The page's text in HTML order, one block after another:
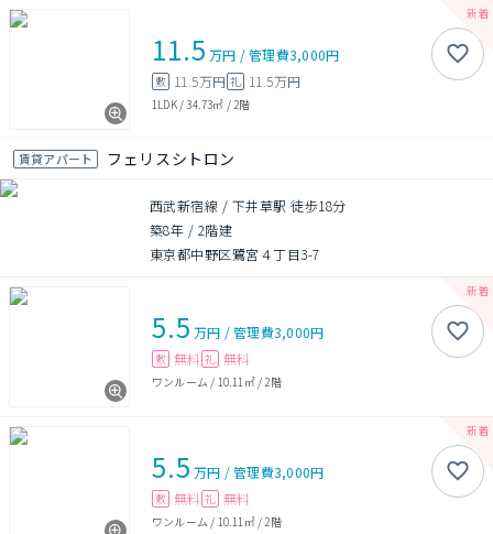
11.5 万円 /管理費3,000円
敷 11.5万円 礼 11.5万円
1LDK/34.73㎡ / 2階
賃貸アパート フェリスシトロン
西武新宿線 / 下井草駅 徒歩18分
築8年 / 2階建
東京都中野区鷺宮４丁目3-7
5.5 万円 /管理費3,000円
敷 無料 礼 無料
ワンルーム / 10.11㎡/ 2階
5.5 万円 /管理費3,000円
敷 無料 礼 無料
ワンルーム / 10.11㎡/ 2階